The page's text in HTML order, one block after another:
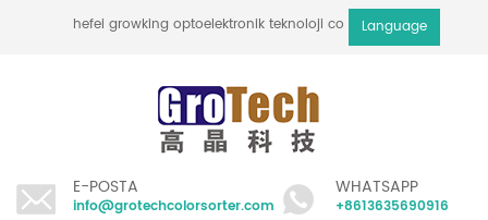
hefei growking optoelektronik teknoloji co., ltdLanguage
E-POSTA
info@grotechcolorsorter.com
WHATSAPP
+8613635690916